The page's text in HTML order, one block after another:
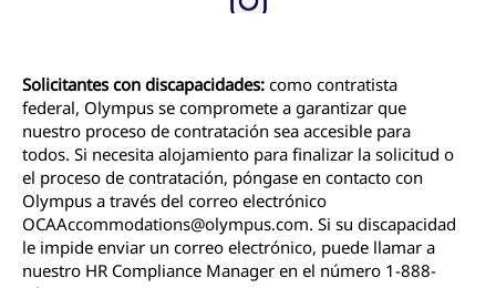
Solicitantes con discapacidades: como contratista
federal, Olympus se compromete a garantizar que
nuestro proceso de contratación sea accesible para
todos. Si necesita alojamiento para finalizar la solicitud o
el proceso de contratación, póngase en contacto con
Olympus a través del correo electrónico
OCAAccommodations@olympus.com. Si su discapacidad
le impide enviar un correo electrónico, puede llamar a
nuestro HR Compliance Manager en el número 1-888-